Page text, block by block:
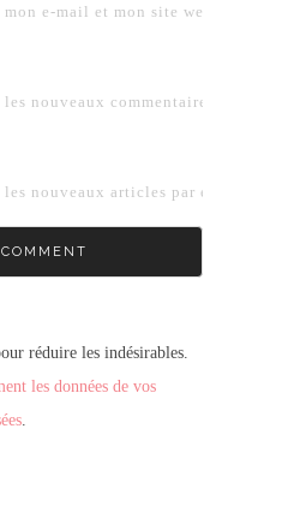
e-mail et mon site web dans le
nouveaux commentaires par e-
nouveaux articles par e-mail.
réduire les indésirables.
les données de vos
.